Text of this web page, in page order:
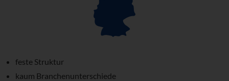
feste Struktur
kaum Branchenunterschiede